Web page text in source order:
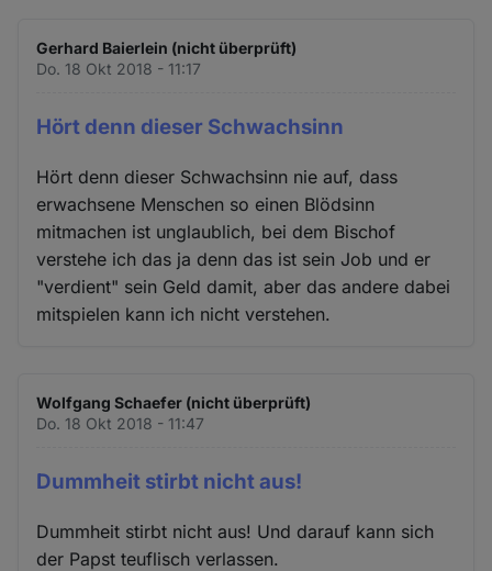
Gerhard Baierlein (nicht überprüft)
Do. 18 Okt 2018 - 11:17
Hört denn dieser Schwachsinn
Hört denn dieser Schwachsinn nie auf, dass
erwachsene Menschen so einen Blödsinn
mitmachen ist unglaublich, bei dem Bischof
verstehe ich das ja denn das ist sein Job und er
"verdient" sein Geld damit, aber das andere dabei
mitspielen kann ich nicht verstehen.
Wolfgang Schaefer (nicht überprüft)
Do. 18 Okt 2018 - 11:47
Dummheit stirbt nicht aus!
Dummheit stirbt nicht aus! Und darauf kann sich
der Papst teuflisch verlassen.